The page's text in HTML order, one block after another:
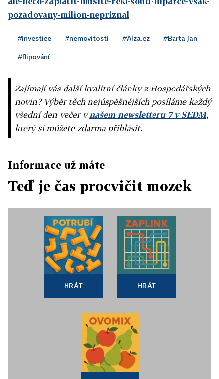
pozadovany-milion-nepriznal
#investice #nemovitosti #Alza.cz #Barta Jan
#flipování
Zajímají vás další kvalitní články z Hospodářských
novin? Výběr těch nejúspěšnějších posíláme každý
všední den večer vnašem newsletteru 7 v SEDM,
který si můžete zdarma přihlásit.
Informace už máte
Teď je čas procvičit mozek
HRÁT HRÁT